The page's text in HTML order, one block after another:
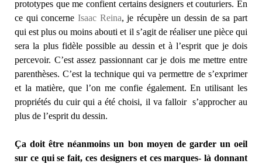
prototypes que me confient certains designers et couturiers. En
ce qui concerne Isaac Reina, je récupère un dessin de sa part
qui est plus ou moins abouti et il s’agit de réaliser une pièce qui
sera la plus fidèle possible au dessin et à l’esprit que je dois
percevoir. C’est assez passionnant car je dois me mettre entre
parenthèses. C’est la technique qui va permettre de s’exprimer
et la matière, que l’on me confie également. En utilisant les
propriétés du cuir qui a été choisi, il va falloir s’approcher au
plus de l’esprit du dessin.
Ça doit être néanmoins un bon moyen de garder un oeil
sur ce qui se fait, ces designers et ces marques- là donnant